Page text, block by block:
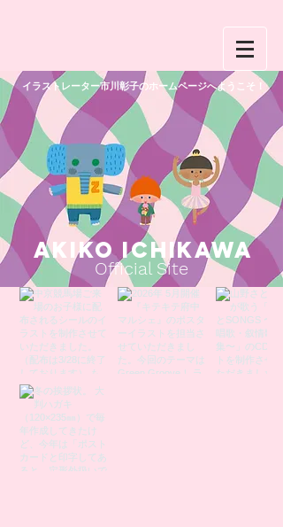
AKIKO ICHIKAWA
Official Site
イラストレーター市川彰子のホームページへようこそ！